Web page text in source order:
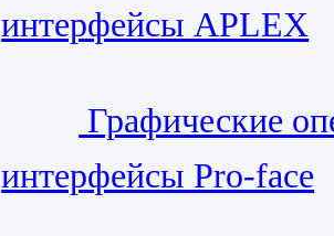
интерфейсы APLEX
Графические
интерфейсы Pro-face